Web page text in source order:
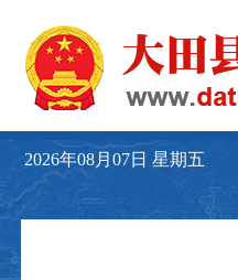
2026年08月07日 星期五